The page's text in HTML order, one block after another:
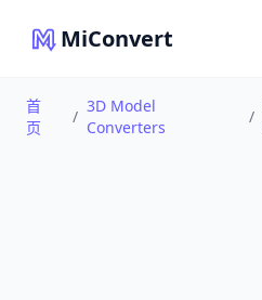
MiConvert
首
页
/
3D Model
Converters
/